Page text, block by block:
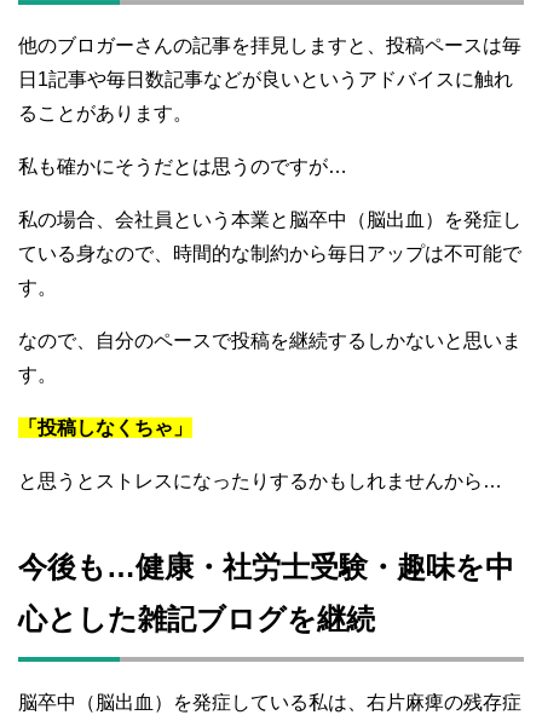
他のブロガーさんの記事を拝見しますと、投稿ペースは毎
日1記事や毎日数記事などが良いというアドバイスに触れ
ることがあります。
私も確かにそうだとは思うのですが…
私の場合、会社員という本業と脳卒中（脳出血）を発症し
ている身なので、時間的な制約から毎日アップは不可能で
す。
なので、自分のペースで投稿を継続するしかないと思いま
す。
「投稿しなくちゃ」
と思うとストレスになったりするかもしれませんから…
今後も…健康・社労士受験・趣味を中
心とした雑記ブログを継続
脳卒中（脳出血）を発症している私は、右片麻痺の残存症